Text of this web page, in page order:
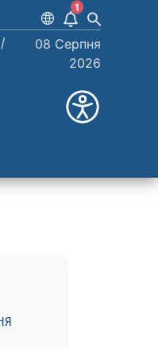
1
08 Серпня
2026